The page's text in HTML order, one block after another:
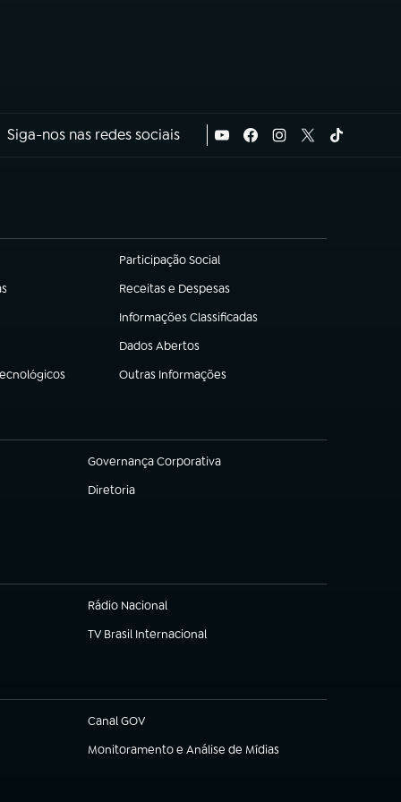
Siga-nos nas redes sociais
Participação Social
(abre em nova aba)
Receitas e Despesas
(abre em nova aba)
Informações Classificadas
(abre em nova aba)
Dados Abertos
(abre em nova aba)
Outras Informações
(abre em nova aba)
Governança Corporativa
(abre em nova aba)
Diretoria
(abre em nova aba)
Rádio Nacional
TV Brasil Internacional
(abre em nova aba)
Canal GOV
(abre em nova aba)
Monitoramento e Análise de Mídias
(abre em nova aba)